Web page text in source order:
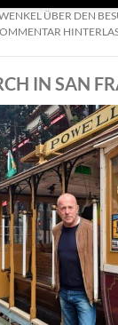
ÜBER DEN
IN SAN